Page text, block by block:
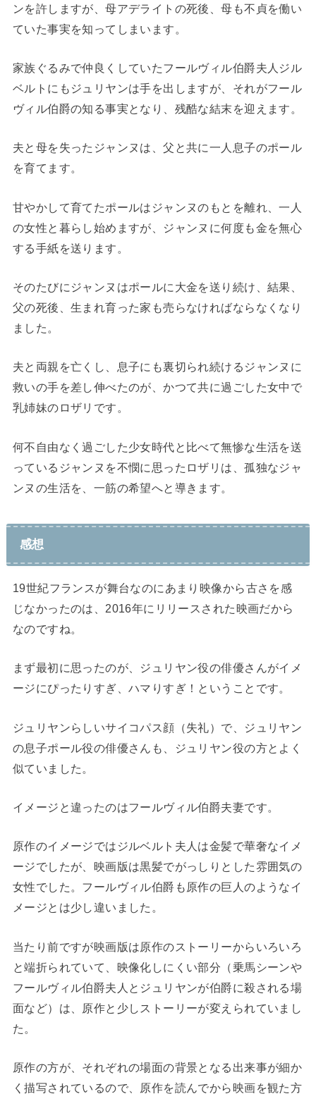
ンを許しますが、母アデライトの死後、母も不貞を働い
ていた事実を知ってしまいます。
家族ぐるみで仲良くしていたフールヴィル伯爵夫人ジル
ベルトにもジュリヤンは手を出しますが、それがフール
ヴィル伯爵の知る事実となり、残酷な結末を迎えます。
夫と母を失ったジャンヌは、父と共に一人息子のポール
を育てます。
甘やかして育てたポールはジャンヌのもとを離れ、一人
の女性と暮らし始めますが、ジャンヌに何度も金を無心
する手紙を送ります。
そのたびにジャンヌはポールに大金を送り続け、結果、
父の死後、生まれ育った家も売らなければならなくなり
ました。
夫と両親を亡くし、息子にも裏切られ続けるジャンヌに
救いの手を差し伸べたのが、かつて共に過ごした女中で
乳姉妹のロザリです。
何不自由なく過ごした少女時代と比べて無惨な生活を送
っているジャンヌを不憫に思ったロザリは、孤独なジャ
ンヌの生活を、一筋の希望へと導きます。
感想
19世紀フランスが舞台なのにあまり映像から古さを感
じなかったのは、2016年にリリースされた映画だから
なのですね。
まず最初に思ったのが、ジュリヤン役の俳優さんがイメ
ージにぴったりすぎ、ハマりすぎ！ということです。
ジュリヤンらしいサイコパス顔（失礼）で、ジュリヤン
の息子ポール役の俳優さんも、ジュリヤン役の方とよく
似ていました。
イメージと違ったのはフールヴィル伯爵夫妻です。
原作のイメージではジルベルト夫人は金髪で華奢なイメ
ージでしたが、映画版は黒髪でがっしりとした雰囲気の
女性でした。フールヴィル伯爵も原作の巨人のようなイ
メージとは少し違いました。
当たり前ですが映画版は原作のストーリーからいろいろ
と端折られていて、映像化しにくい部分（乗馬シーンや
フールヴィル伯爵夫人とジュリヤンが伯爵に殺される場
面など）は、原作と少しストーリーが変えられていまし
た。
原作の方が、それぞれの場面の背景となる出来事が細か
く描写されているので、原作を読んでから映画を観た方